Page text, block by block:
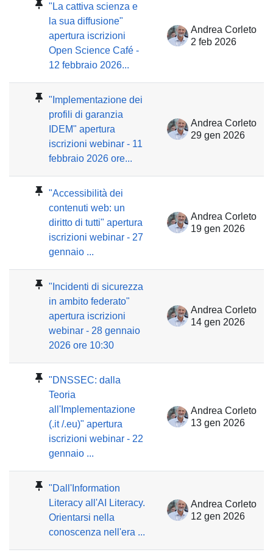
"La cattiva scienza e
la sua diffusione"
apertura iscrizioni
Open Science Café -
12 febbraio 2026...
Andrea Corleto
2 feb 2026
"Implementazione dei
profili di garanzia
IDEM" apertura
iscrizioni webinar - 11
febbraio 2026 ore...
Andrea Corleto
29 gen 2026
"Accessibilità dei
contenuti web: un
diritto di tutti" apertura
iscrizioni webinar - 27
gennaio ...
Andrea Corleto
19 gen 2026
"Incidenti di sicurezza
in ambito federato"
apertura iscrizioni
webinar - 28 gennaio
2026 ore 10:30
Andrea Corleto
14 gen 2026
"DNSSEC: dalla
Teoria
all'Implementazione
(.it /.eu)" apertura
iscrizioni webinar - 22
gennaio ...
Andrea Corleto
13 gen 2026
"Dall'Information
Literacy all'AI Literacy.
Orientarsi nella
conoscenza nell'era ...
Andrea Corleto
12 gen 2026